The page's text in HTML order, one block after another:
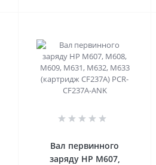
Вал первинного
заряду HP M607,